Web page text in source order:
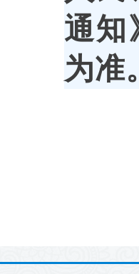
通知
为准。